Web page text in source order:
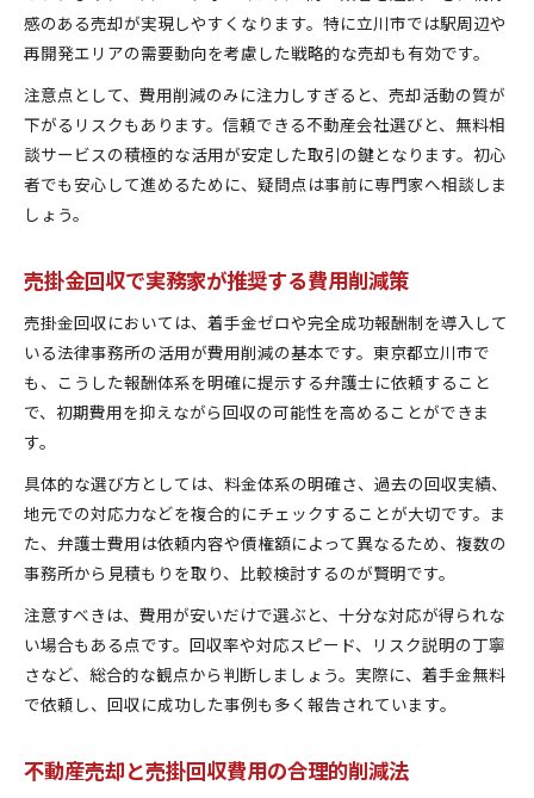
感のある売却が実現しやすくなります。特に立川市では駅周辺や
再開発エリアの需要動向を考慮した戦略的な売却も有効です。
注意点として、費用削減のみに注力しすぎると、売却活動の質が
下がるリスクもあります。信頼できる不動産会社選びと、無料相
談サービスの積極的な活用が安定した取引の鍵となります。初心
者でも安心して進めるために、疑問点は事前に専門家へ相談しま
しょう。
売掛金回収で実務家が推奨する費用削減策
売掛金回収においては、着手金ゼロや完全成功報酬制を導入して
いる法律事務所の活用が費用削減の基本です。東京都立川市で
も、こうした報酬体系を明確に提示する弁護士に依頼すること
で、初期費用を抑えながら回収の可能性を高めることができま
す。
具体的な選び方としては、料金体系の明確さ、過去の回収実績、
地元での対応力などを複合的にチェックすることが大切です。ま
た、弁護士費用は依頼内容や債権額によって異なるため、複数の
事務所から見積もりを取り、比較検討するのが賢明です。
注意すべきは、費用が安いだけで選ぶと、十分な対応が得られな
い場合もある点です。回収率や対応スピード、リスク説明の丁寧
さなど、総合的な観点から判断しましょう。実際に、着手金無料
で依頼し、回収に成功した事例も多く報告されています。
不動産売却と売掛回収費用の合理的削減法